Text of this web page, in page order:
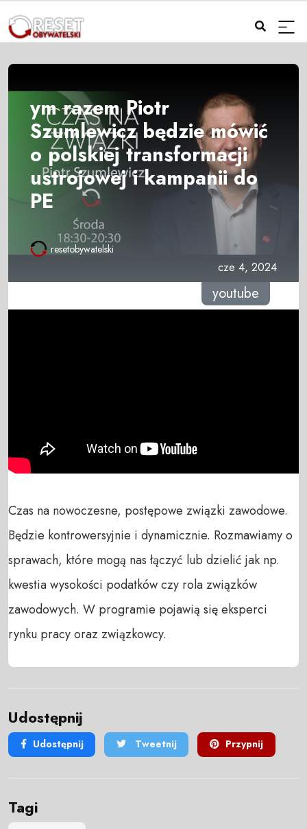
ym razem Piotr
Szumlewicz będzie mówić
o polskiej transformacji
ustrojowej i kampanii do
PE
resetobywatelski
cze 4, 2024
youtube
Czas na nowoczesne, postępowe związki zawodowe.
Będzie kontrowersyjnie i dynamicznie. Rozmawiamy o
sprawach, które mogą nas łączyć lub dzielić jak np.
kwestia wysokości podatków czy rola związków
zawodowych. W programie pojawią się eksperci
rynku pracy oraz związkowcy.
Udostępnij
Udostępnij Tweetnij Przypnij
Tagi